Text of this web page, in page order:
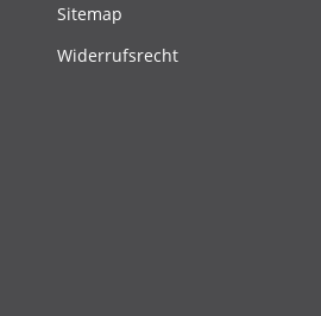
Sitemap
Widerrufsrecht